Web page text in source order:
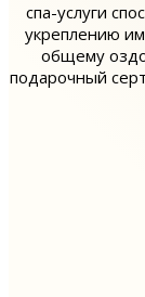
спа-услуги
укреплению
общему
подарочный